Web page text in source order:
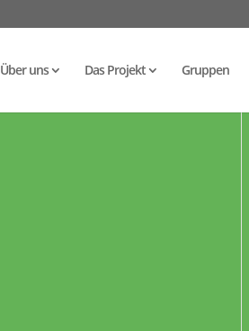
Über uns Das Projekt Gruppen